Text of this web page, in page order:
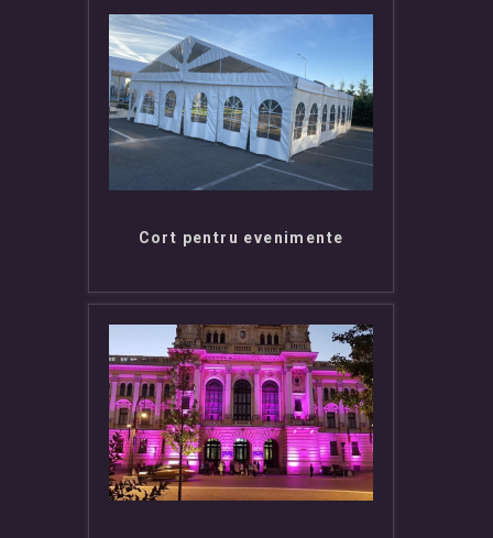
Cort pentru evenimente